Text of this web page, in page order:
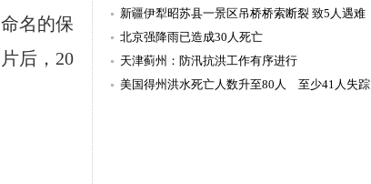
名的保
后，20
新疆伊犁昭苏县一景区吊桥桥索断裂 致5人遇难
北京强降雨已造成30人死亡
天津蓟州：防汛抗洪工作有序进行
美国得州洪水死亡人数升至80人 至少41人失踪